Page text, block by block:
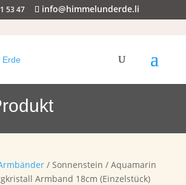
53 47 info@himmelunderde.li
/ Sonnenstein / Aquamarin
Armband 18cm (Einzelstück)